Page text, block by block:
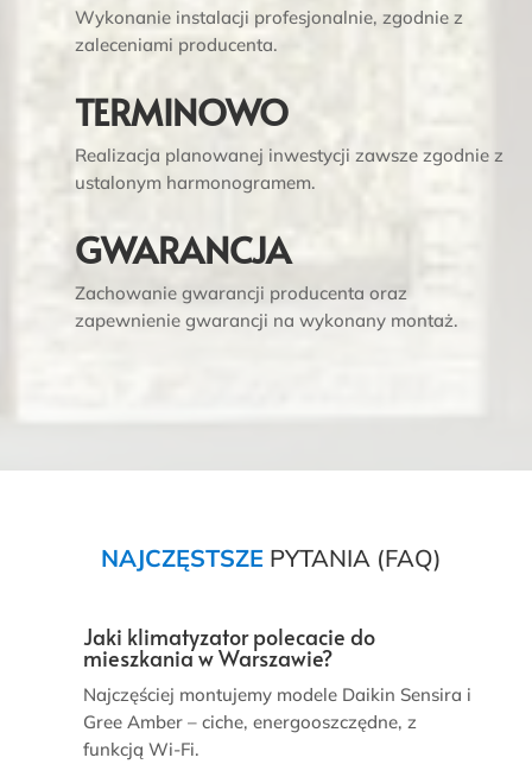
Wykonanie instalacji profesjonalnie, zgodnie z
zaleceniami producenta.
TERMINOWO
Realizacja planowanej inwestycji zawsze zgodnie z
ustalonym harmonogramem.
GWARANCJA
Zachowanie gwarancji producenta oraz
zapewnienie gwarancji na wykonany montaż.
NAJCZĘSTSZE PYTANIA (FAQ)
Jaki klimatyzator polecacie do
mieszkania w Warszawie?
Najczęściej montujemy modele Daikin Sensira i
Gree Amber – ciche, energooszczędne, z
funkcją Wi-Fi.